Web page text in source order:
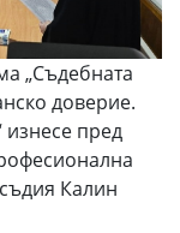
„Съдебната
доверие.
пред
Калин